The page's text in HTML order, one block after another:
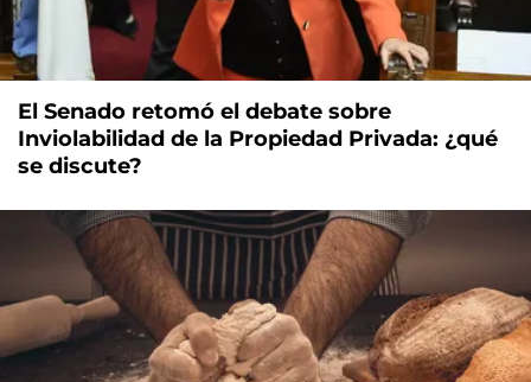
El Senado retomó el debate sobre
Inviolabilidad de la Propiedad Privada: ¿qué
se discute?